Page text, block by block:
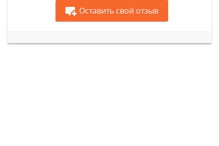
Оставить свой отзыв